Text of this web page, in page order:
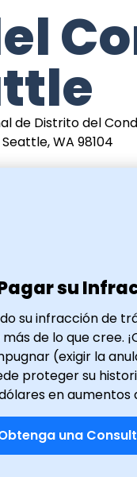
de Distrito del
WA 98104
su
su infracción de
de lo que cree.
(exigir la
proteger su
en aumentos
una